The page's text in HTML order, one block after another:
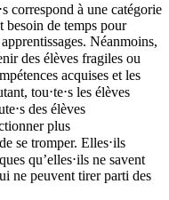
correspond à une catégorie
besoin de temps pour
Néanmoins,
des élèves fragiles ou
acquises et les
tou⋅te⋅s les élèves
des élèves
plus
se tromper. Elles⋅ils
qu’elles⋅ils ne savent
ne peuvent tirer parti des